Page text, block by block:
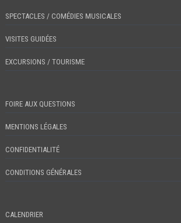
SPECTACLES / COMÉDIES MUSICALES
VISITES GUIDÉES
EXCURSIONS / TOURISME
FOIRE AUX QUESTIONS
MENTIONS LÉGALES
CONFIDENTIALITÉ
CONDITIONS GÉNÉRALES
CALENDRIER